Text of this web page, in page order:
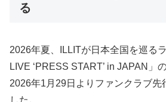
る
2026年夏、ILLITが日本全国を巡る
LIVE ‘PRESS START’ in JAPAN」
2026年1月29日よりファンクラブ先